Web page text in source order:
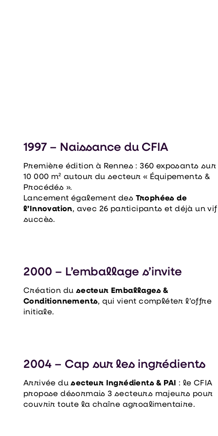
1997 – Naissance du CFIA
Première édition à Rennes : 360 exposants sur
10 000 m² autour du secteur « Équipements &
Procédés ».
Lancement également des Trophées de
l’Innovation, avec 26 participants et déjà un vif
succès.
2000 – L’emballage s’invite
Création du secteur Emballages &
Conditionnements, qui vient compléter l’offre
initiale.
2004 – Cap sur les ingrédients
Arrivée dusecteur Ingrédients & PAI : le CFIA
propose désormais 3 secteurs majeurs pour
couvrir toute la chaîne agroalimentaire.